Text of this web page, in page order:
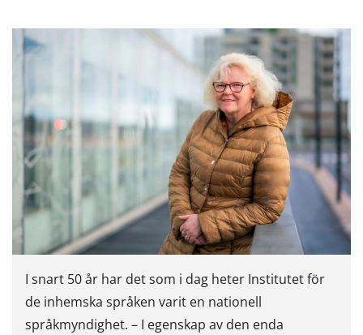
I snart 50 år har det som i dag heter Institutet för
de inhemska språken varit en nationell
språkmyndighet. – I egenskap av den enda